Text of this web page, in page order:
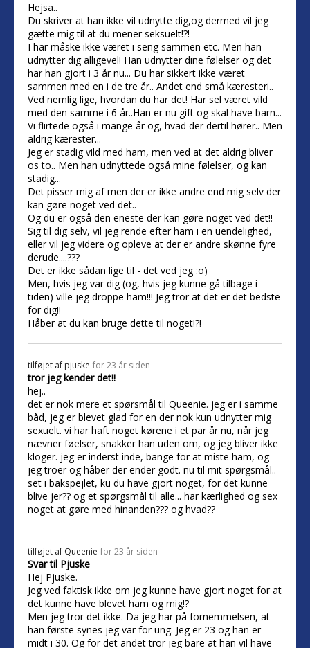
Hejsa..
Du skriver at han ikke vil udnytte dig,og dermed vil jeg
gætte mig til at du mener seksuelt!?!
I har måske ikke været i seng sammen etc. Men han
udnytter dig alligevel! Han udnytter dine følelser og det
har han gjort i 3 år nu... Du har sikkert ikke været
sammen med en i de tre år.. Andet end små kæresteri..
Ved nemlig lige, hvordan du har det! Har sel været vild
med den samme i 6 år..Han er nu gift og skal have barn...
Vi flirtede også i mange år og, hvad der dertil hører.. Men
aldrig kærester...
Jeg er stadig vild med ham, men ved at det aldrig bliver
os to.. Men han udnyttede også mine følelser, og kan
stadig...
Det pisser mig af men der er ikke andre end mig selv der
kan gøre noget ved det..
Og du er også den eneste der kan gøre noget ved det!!
Sig til dig selv, vil jeg rende efter ham i en uendelighed,
eller vil jeg videre og opleve at der er andre skønne fyre
derude....???
Det er ikke sådan lige til - det ved jeg :o)
Men, hvis jeg var dig (og, hvis jeg kunne gå tilbage i
tiden) ville jeg droppe ham!!! Jeg tror at det er det bedste
for dig!!
Håber at du kan bruge dette til noget!?!
tilføjet af pjuske for 23 år siden
tror jeg kender det!!
hej..
det er nok mere et spørsmål til Queenie. jeg er i samme
båd, jeg er blevet glad for en der nok kun udnytter mig
sexuelt. vi har haft noget kørene i et par år nu, når jeg
nævner føelser, snakker han uden om, og jeg bliver ikke
kloger. jeg er inderst inde, bange for at miste ham, og
jeg troer og håber der ender godt. nu til mit spørgsmål..
set i bakspejlet, ku du have gjort noget, for det kunne
blive jer?? og et spørgsmål til alle... har kærlighed og sex
noget at gøre med hinanden??? og hvad??
tilføjet af Queenie for 23 år siden
Svar til Pjuske
Hej Pjuske.
Jeg ved faktisk ikke om jeg kunne have gjort noget for at
det kunne have blevet ham og mig!?
Men jeg tror det ikke. Da jeg har på fornemmelsen, at
han første synes jeg var for ung. Jeg er 23 og han er
midt i 30. Og for det andet tror jeg bare at han vil have